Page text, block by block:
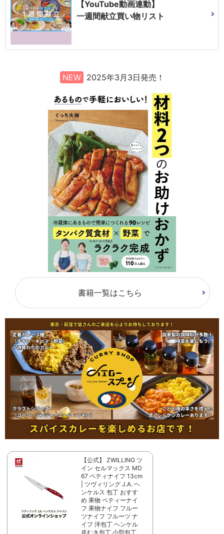
【YouTube動画連動】
一週間献立買い物リスト
NEW 2025年3月3日発売！
書籍一覧はこちら
【公式】 ZWILLING ツ
イン セルマックス MD
67 ペティナイフ 13cm
| ツヴィリング J.A. ヘ
ンケルス 包丁 おすす
め 果物 ペティーナイ
フ 果物ナイフ フルー
ツナイフ フルーツ ナ
イフ 洋包丁 ヘンケル
皮むき包丁 小型包丁